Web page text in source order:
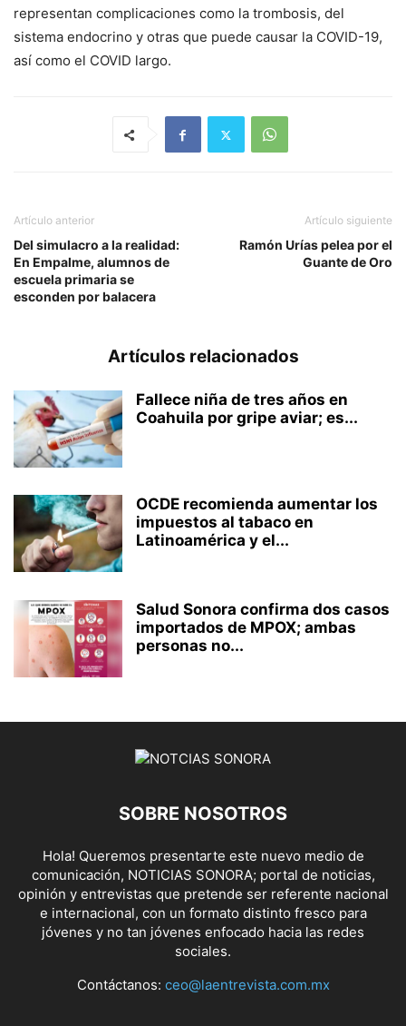
representan complicaciones como la trombosis, del
sistema endocrino y otras que puede causar la COVID-19,
así como el COVID largo.
Artículo anterior
Del simulacro a la realidad:
En Empalme, alumnos de
escuela primaria se
esconden por balacera
Artículo siguiente
Ramón Urías pelea por el
Guante de Oro
Artículos relacionados
Fallece niña de tres años en
Coahuila por gripe aviar; es...
OCDE recomienda aumentar los
impuestos al tabaco en
Latinoamérica y el...
Salud Sonora confirma dos casos
importados de MPOX; ambas
personas no...
SOBRE NOSOTROS
Hola! Queremos presentarte este nuevo medio de
comunicación, NOTICIAS SONORA; portal de noticias,
opinión y entrevistas que pretende ser referente nacional
e internacional, con un formato distinto fresco para
jóvenes y no tan jóvenes enfocado hacia las redes
sociales.
Contáctanos: ceo@laentrevista.com.mx